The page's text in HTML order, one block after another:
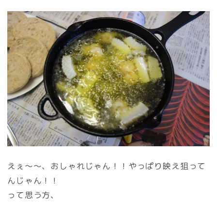
えぇ～～、おしゃれじゃん！！やっぱり映え狙って
んじゃん！！
って思う方、